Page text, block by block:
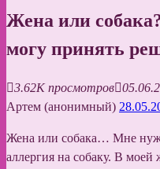
Жена или
могу принять
3.62K просмотров
Артем (анонимный)
Жена или собака… Мне
аллергия на собаку. В